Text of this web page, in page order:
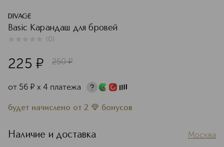
DIVAGE
Basic Карандаш для бровей
(0)
225 ¤ 250 ¤
от 56 ¤ х 4 платежа
будет начислено от 2 бонусов
Наличие и доставка Москва